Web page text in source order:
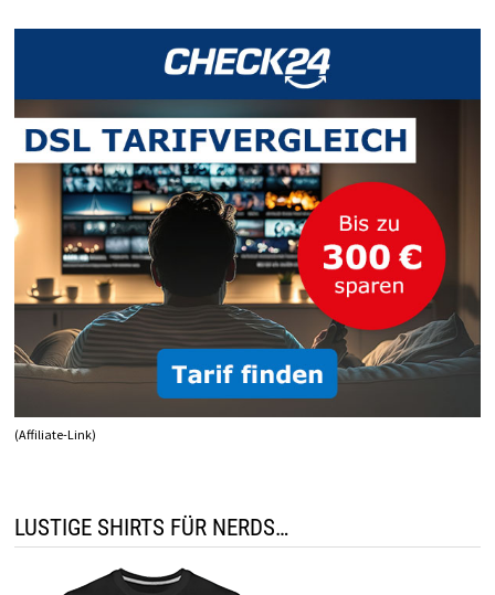
(Affiliate-Link)
LUSTIGE SHIRTS FÜR NERDS…